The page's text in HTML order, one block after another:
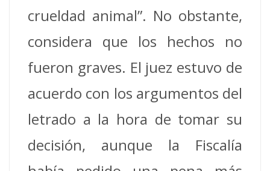
crueldad animal”. No obstante,
considera que los hechos no
fueron graves. El juez estuvo de
acuerdo con los argumentos del
letrado a la hora de tomar su
decisión, aunque la Fiscalía